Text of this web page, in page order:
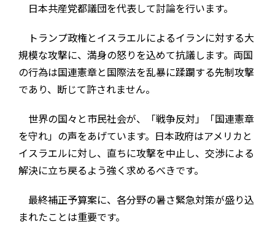
日本共産党都議団を代表して討論を行います。
トランプ政権とイスラエルによるイランに対する大
規模な攻撃に、満身の怒りを込めて抗議します。両国
の行為は国連憲章と国際法を乱暴に蹂躙する先制攻撃
であり、断じて許されません。
世界の国々と市民社会が、「戦争反対」「国連憲章
を守れ」の声をあげています。日本政府はアメリカと
イスラエルに対し、直ちに攻撃を中止し、交渉による
解決に立ち戻るよう強く求めるべきです。
最終補正予算案に、各分野の暑さ緊急対策が盛り込
まれたことは重要です。